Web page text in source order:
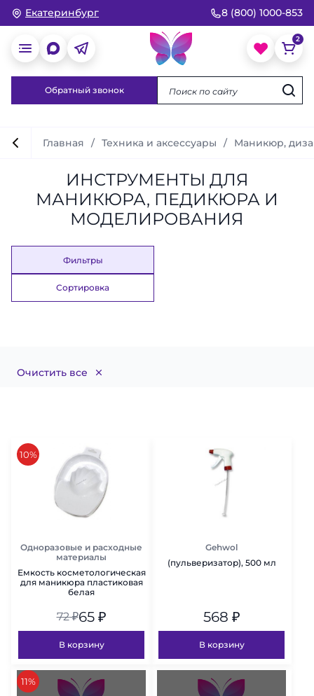
Екатеринбург 8 (800) 1000-853
Обратный звонок
Главная Техника и аксессуары Маникюр,
ИНСТРУМЕНТЫ ДЛЯ
МАНИКЮРА, ПЕДИКЮРА И
МОДЕЛИРОВАНИЯ
Фильтры
Сортировка
Очистить все
скидка
10%
Одноразовые и расходные
материалы
Емкость косметологическая
для маникюра пластиковая
белая
72₽65₽
В корзину
Gehwol
(пульверизатор), 500 мл
568 ₽
В корзину
скидка
11%